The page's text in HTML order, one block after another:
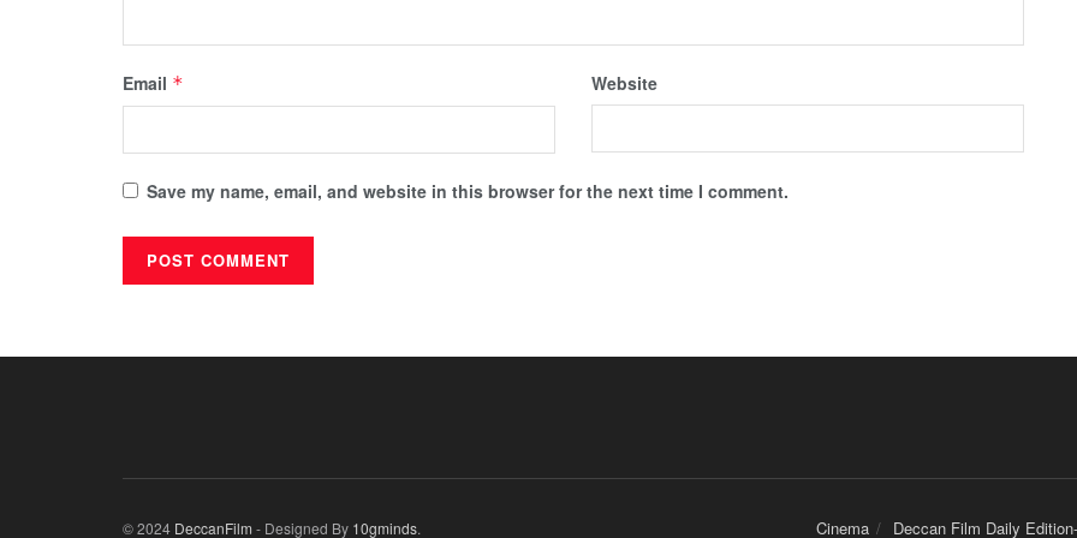
Email * Website
Save my name, email, and website in this browser for the next time I comment.
Cinema Deccan Film Daily
© 2024 DeccanFilm - Designed By 10gminds.